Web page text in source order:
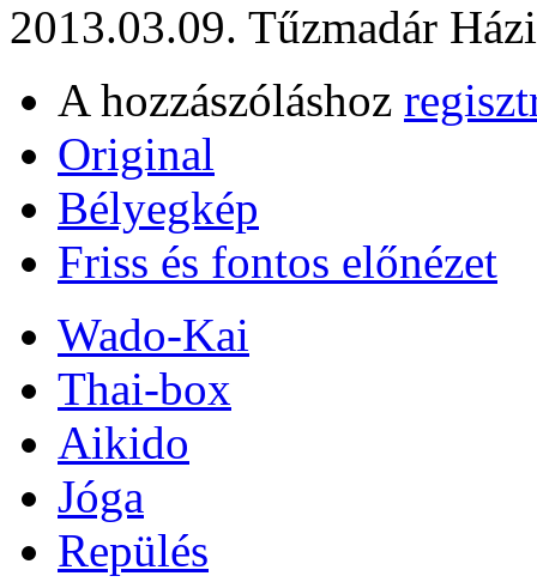
2013.03.09. Tűzmadár
A hozzászóláshoz
Original
Bélyegkép
Friss és fontos előnézet
Wado-Kai
Thai-box
Aikido
Jóga
Repülés